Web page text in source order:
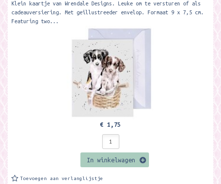
Klein kaartje van Wrendale Designs. Leuke om te versturen of als
cadeauversiering. Met geillustreeder envelop. Formaat 9 x 7,5 cm.
Featuring two...
€ 1,75
In winkelwagen
Toevoegen aan verlanglijstje